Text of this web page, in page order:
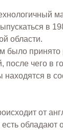
в
области.
было
после чего в
в
от
обладают